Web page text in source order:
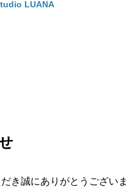
LUANA
き誠にありがとうございま